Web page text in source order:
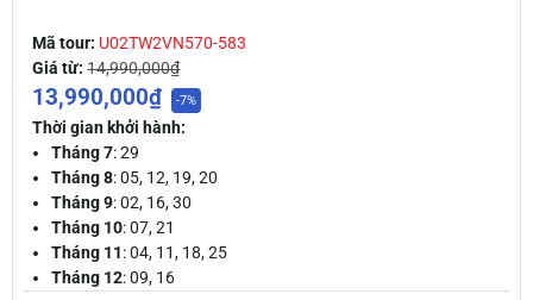
Mã tour: U02TW2VN570-583
Giá từ:14,990,000₫
13,990,000₫ -7%
Thời gian khởi hành:
Tháng 7: 29
Tháng 8: 05, 12, 19, 20
Tháng 9: 02, 16, 30
Tháng 10: 07, 21
Tháng 11: 04, 11, 18, 25
Tháng 12: 09, 16